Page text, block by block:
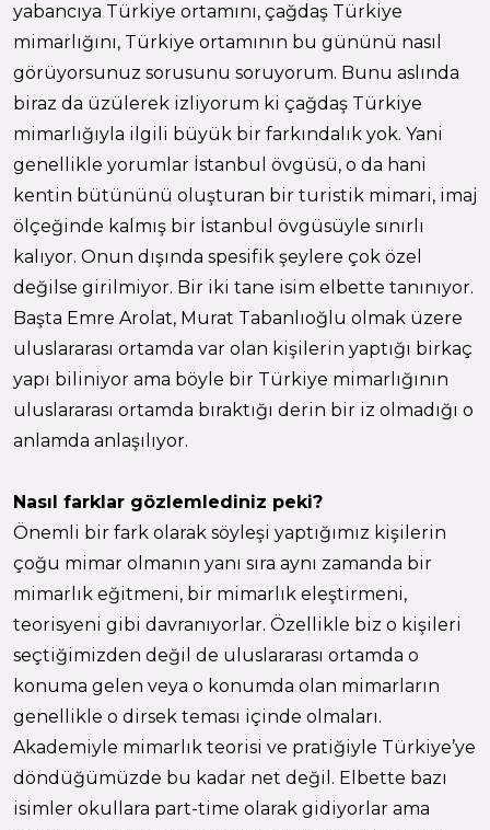
yabancıya Türkiye ortamını, çağdaş Türkiye
mimarlığını, Türkiye ortamının bu gününü nasıl
görüyorsunuz sorusunu soruyorum. Bunu aslında
biraz da üzülerek izliyorum ki çağdaş Türkiye
mimarlığıyla ilgili büyük bir farkındalık yok. Yani
genellikle yorumlar İstanbul övgüsü, o da hani
kentin bütününü oluşturan bir turistik mimari, imaj
ölçeğinde kalmış bir İstanbul övgüsüyle sınırlı
kalıyor. Onun dışında spesifik şeylere çok özel
değilse girilmiyor. Bir iki tane isim elbette tanınıyor.
Başta Emre Arolat, Murat Tabanlıoğlu olmak üzere
uluslararası ortamda var olan kişilerin yaptığı birkaç
yapı biliniyor ama böyle bir Türkiye mimarlığının
uluslararası ortamda bıraktığı derin bir iz olmadığı o
anlamda anlaşılıyor.
Nasıl farklar gözlemlediniz peki?
Önemli bir fark olarak söyleşi yaptığımız kişilerin
çoğu mimar olmanın yanı sıra aynı zamanda bir
mimarlık eğitmeni, bir mimarlık eleştirmeni,
teorisyeni gibi davranıyorlar. Özellikle biz o kişileri
seçtiğimizden değil de uluslararası ortamda o
konuma gelen veya o konumda olan mimarların
genellikle o dirsek teması içinde olmaları.
Akademiyle mimarlık teorisi ve pratiğiyle Türkiye’ye
döndüğümüzde bu kadar net değil. Elbette bazı
isimler okullara part-time olarak gidiyorlar ama